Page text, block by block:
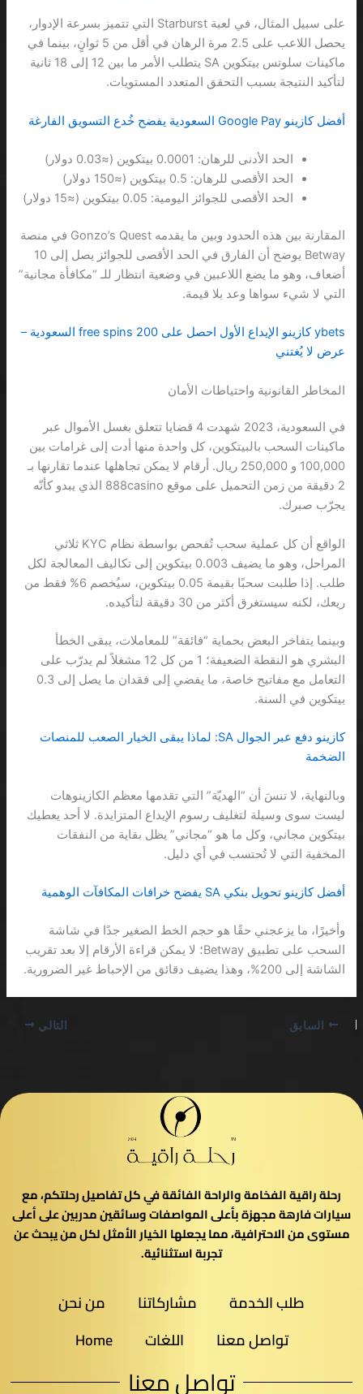
على سبيل المثال، في لعبة Starburst التي تتميز بسرعة الإدوار،
يحصل اللاعب على 2.5 مرة الرهان في أقل من 5 ثوانٍ، بينما في
ماكينات سلوتس بيتكوين SA يتطلب الأمر ما بين 12 إلى 18 ثانية
لتأكيد النتيجة بسبب التحقق المتعدد المستويات.
أفضل كازينو Google Pay السعودية يفضح خُدع التسويق الفارغة
الحد الأدنى للرهان: 0.0001 بيتكوين (≈0.03 دولار)
الحد الأقصى للرهان: 0.5 بيتكوين (≈150 دولار)
الحد الأقصى للجوائز اليومية: 0.05 بيتكوين (≈15 دولار)
المقارنة بين هذه الحدود وبين ما يقدمه Gonzo’s Quest في منصة
Betway يوضح أن الفارق في الحد الأقصى للجوائز يصل إلى 10
أضعاف، وهو ما يضع اللاعبين في وضعية انتظار للـ “مكافأة مجانية”
التي لا شيء سواها وعد بلا قيمة.
ybets كازينو الإيداع الأول احصل على 200 free spins السعودية –
عرض لا يُغتني
المخاطر القانونية واحتياطات الأمان
في السعودية، 2023 شهدت 4 قضايا تتعلق بغسل الأموال عبر
ماكينات السحب بالبيتكوين، كل واحدة منها أدت إلى غرامات بين
100,000 و 250,000 ريال. أرقام لا يمكن تجاهلها عندما تقارنها بـ
2 دقيقة من زمن التحميل على موقع 888casino الذي يبدو كأنّه
يجرّب صبرك.
الواقع أن كل عملية سحب تُفحص بواسطة نظام KYC ثلاثي
المراحل، وهو ما يضيف 0.003 بيتكوين إلى تكاليف المعالجة لكل
طلب. إذا طلبت سحبًا بقيمة 0.05 بيتكوين، سيُخصم 6% فقط من
ريعك، لكنه سيستغرق أكثر من 30 دقيقة لتأكيده.
وبينما يتفاخر البعض بحماية “فائقة” للمعاملات، يبقى الخطأ
البشري هو النقطة الضعيفة؛ 1 من كل 12 مشغلاً لم يدرّب على
التعامل مع مفاتيح خاصة، ما يفضي إلى فقدان ما يصل إلى 0.3
بيتكوين في السنة.
كازينو دفع عبر الجوال SA: لماذا يبقى الخيار الصعب للمنصات
الضخمة
وبالنهاية، لا تنسَ أن “الهديّة” التي تقدمها معظم الكازينوهات
ليست سوى وسيلة لتغليف رسوم الإيداع المتزايدة. لا أحد يعطيك
بيتكوين مجاني، وكل ما هو “مجاني” يظل بقاية من النفقات
المخفية التي لا تُحتسب في أي دليل.
أفضل كازينو تحويل بنكي SA يفضح خرافات المكافآت الوهمية
وأخيرًا، ما يزعجني حقًا هو حجم الخط الصغير جدًا في شاشة
السحب على تطبيق Betway؛ لا يمكن قراءة الأرقام إلا بعد تقريب
الشاشة إلى 200%، وهذا يضيف دقائق من الإحباط غير الضرورية.
السابق التالي
رحلة راقية الفخامة والراحة الفائقة في كل تفاصيل رحلتكم، مع
سيارات فارهة مجهزة بأعلى المواصفات وسائقين مدربين على أعلى
مستوى من الاحترافية، مما يجعلها الخيار الأمثل لكل من يبحث عن
تجربة استثنائية.
طلب الخدمة مشاركاتنا
من نحن
تواصل معنا
اللغات Home
تواصل معنا​